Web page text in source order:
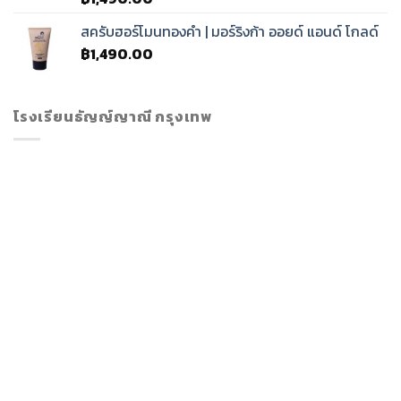
สครับฮอร์โมนทองคำ | มอร์ริงก้า ออยด์ แอนด์ โกลด์
฿1,490.00
โรงเรียนธัญญ์ญาณี กรุงเทพ